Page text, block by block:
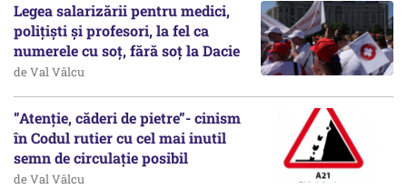
Legea salarizării pentru medici,
polițiști și profesori, la fel ca
numerele cu soț, fără soț la Dacie
de Val Vâlcu
”Atenție, căderi de pietre”- cinism
în Codul rutier cu cel mai inutil
semn de circulație posibil
de Val Vâlcu